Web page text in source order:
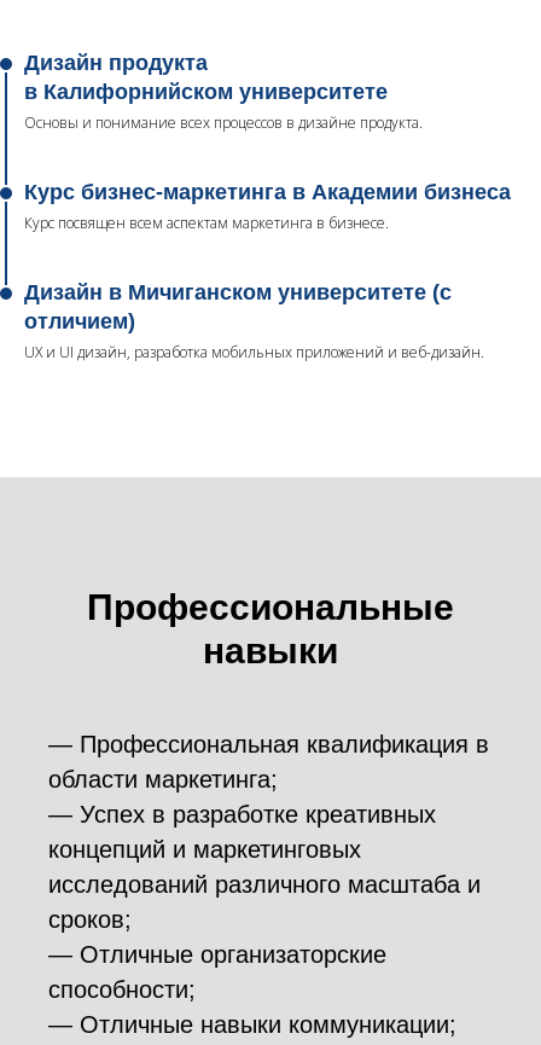
Дизайн продукта
в Калифорнийском университете
Основы и понимание всех процессов в дизайне продукта.
Курс бизнес-маркетинга в Академии бизнеса
Курс посвящен всем аспектам маркетинга в бизнесе.
Дизайн в Мичиганском университете (с
отличием)
UX и UI дизайн, разработка мобильных приложений и веб-дизайн.
Профессиональные
навыки
— Профессиональная квалификация в
области маркетинга;
— Успех в разработке креативных
концепций и маркетинговых
исследований различного масштаба и
сроков;
— Отличные организаторские
способности;
— Отличные навыки коммуникации;